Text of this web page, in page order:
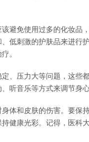
避免使用过多的化妆品
低刺激的护肤品来进行
。
、压力大等问题，这些
听音乐等方式来调节身心
体和皮肤的伤害。要保
健康光彩。记得，医科